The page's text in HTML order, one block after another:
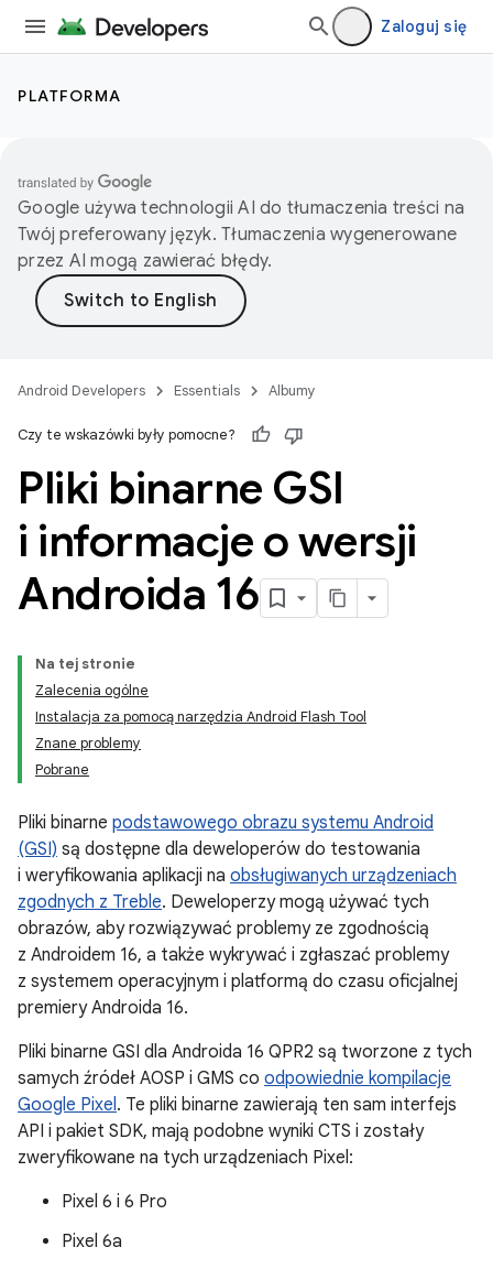
Zaloguj się
PLATFORMA
Google używa technologii AI do tłumaczenia treści na
Twój preferowany język. Tłumaczenia wygenerowane
przez AI mogą zawierać błędy.
Android Developers Essentials Albumy
Czy te wskazówki były pomocne?
Pliki binarne GSI
i informacje o wersji
Androida 16
Na tej stronie
Zalecenia ogólne
Instalacja za pomocą narzędzia Android Flash Tool
Znane problemy
Pobrane
Pliki binarne podstawowego obrazu systemu Android
(GSI) są dostępne dla deweloperów do testowania
i weryfikowania aplikacji na obsługiwanych urządzeniach
zgodnych z Treble. Deweloperzy mogą używać tych
obrazów, aby rozwiązywać problemy ze zgodnością
z Androidem 16, a także wykrywać i zgłaszać problemy
z systemem operacyjnym i platformą do czasu oficjalnej
premiery Androida 16.
Pliki binarne GSI dla Androida 16 QPR2 są tworzone z tych
samych źródeł AOSP i GMS co odpowiednie kompilacje
Google Pixel. Te pliki binarne zawierają ten sam interfejs
API i pakiet SDK, mają podobne wyniki CTS i zostały
zweryfikowane na tych urządzeniach Pixel:
Pixel 6 i 6 Pro
Pixel 6a